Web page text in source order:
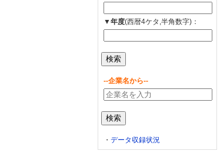
▼年度(西暦4ケタ,半角数字)：
--企業名から--
・ データ収録状況